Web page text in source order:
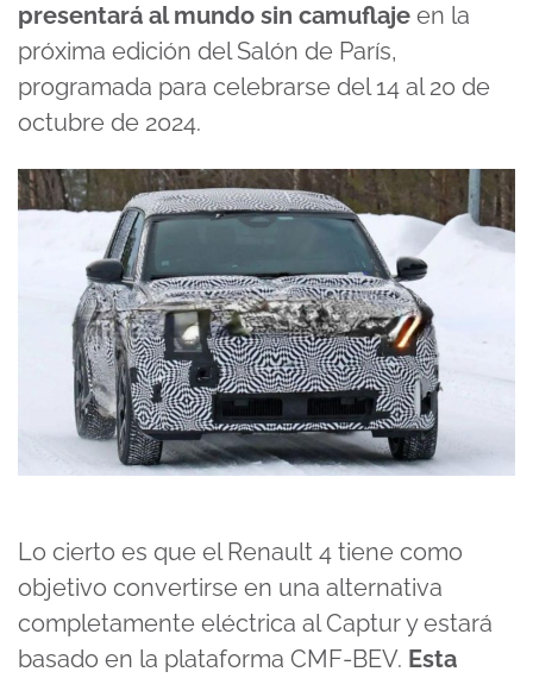
presentará al mundo sin camuflaje en la
próxima edición del Salón de París,
programada para celebrarse del 14 al 20 de
octubre de 2024.
Lo cierto es que el Renault 4 tiene como
objetivo convertirse en una alternativa
completamente eléctrica al Captur y estará
basado en la plataforma CMF-BEV. Esta